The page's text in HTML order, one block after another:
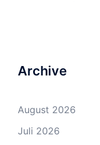
Archive
August 2026
Juli 2026